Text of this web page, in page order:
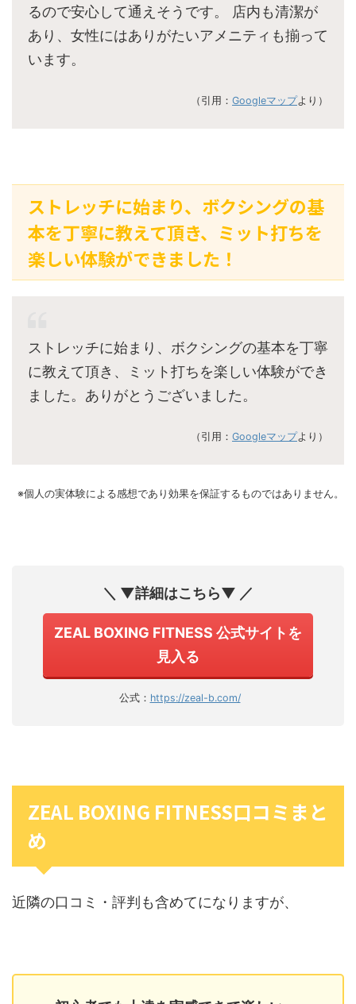
るので安心して通えそうです。 店内も清潔が
あり、女性にはありがたいアメニティも揃って
います。
（引用： Googleマップより）
ストレッチに始まり、ボクシングの基
本を丁寧に教えて頂き、ミット打ちを
楽しい体験ができました！
ストレッチに始まり、ボクシングの基本を丁寧
に教えて頂き、ミット打ちを楽しい体験ができ
ました。ありがとうございました。
（引用： Googleマップより）
※個人の実体験による感想であり効果を保証するものではありません。
＼ ▼詳細はこちら▼ ／
ZEAL BOXING FITNESS 公式サイトを
見入る
公式： https://zeal-b.com/
ZEAL BOXING FITNESS口コミまと
め
近隣の口コミ・評判も含めてになりますが、